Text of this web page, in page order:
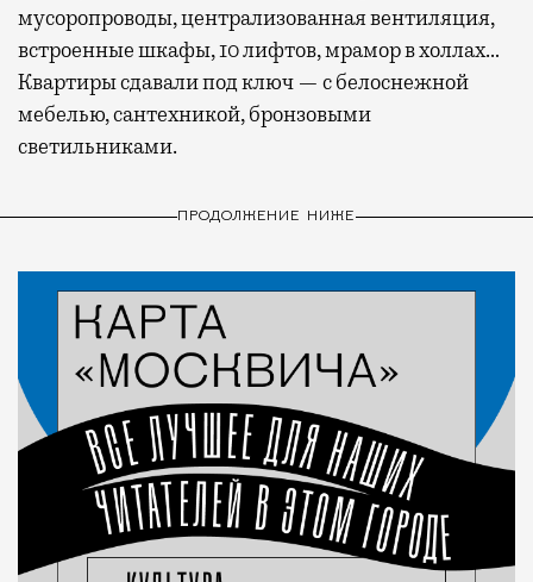
мусоропроводы, централизованная вентиляция,
встроенные шкафы, 10 лифтов, мрамор в холлах…
Квартиры сдавали под ключ — с белоснежной
мебелью, сантехникой, бронзовыми
светильниками.
ПРОДОЛЖЕНИЕ НИЖЕ